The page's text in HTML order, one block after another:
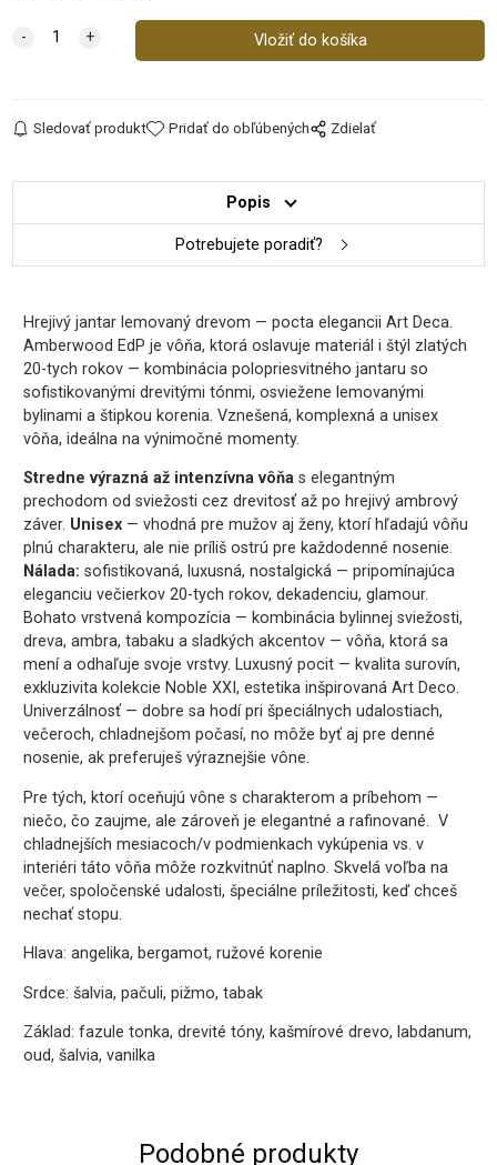
Sledovať produkt Pridať do obľúbených Zdielať
Popis
Potrebujete poradiť?
Hrejivý jantar lemovaný drevom — pocta elegancii Art Deca.
Amberwood EdP je vôňa, ktorá oslavuje materiál i štýl zlatých
20-tych rokov — kombinácia polopriesvitného jantaru so
sofistikovanými drevitými tónmi, osviežene lemovanými
bylinami a štipkou korenia. Vznešená, komplexná a unisex
vôňa, ideálna na výnimočné momenty.
Stredne výrazná až intenzívna vôňa s elegantným
prechodom od sviežosti cez drevitosť až po hrejivý ambrový
záver. Unisex — vhodná pre mužov aj ženy, ktorí hľadajú vôňu
plnú charakteru, ale nie príliš ostrú pre každodenné nosenie.
Nálada: sofistikovaná, luxusná, nostalgická — pripomínajúca
eleganciu večierkov 20-tych rokov, dekadenciu, glamour.
Bohato vrstvená kompozícia — kombinácia bylinnej sviežosti,
dreva, ambra, tabaku a sladkých akcentov — vôňa, ktorá sa
mení a odhaľuje svoje vrstvy. Luxusný pocit — kvalita surovín,
exkluzivita kolekcie Noble XXI, estetika inšpirovaná Art Deco.
Univerzálnosť — dobre sa hodí pri špeciálnych udalostiach,
večeroch, chladnejšom počasí, no môže byť aj pre denné
nosenie, ak preferuješ výraznejšie vône.
Pre tých, ktorí oceňujú vône s charakterom a príbehom —
niečo, čo zaujme, ale zároveň je elegantné a rafinované. V
chladnejších mesiacoch/v podmienkach vykúpenia vs. v
interiéri táto vôňa môže rozkvitnúť naplno. Skvelá voľba na
večer, spoločenské udalosti, špeciálne príležitosti, keď chceš
nechať stopu.
Hlava: angelika, bergamot, ružové korenie
Srdce: šalvia, pačuli, pižmo, tabak
Základ: fazule tonka, drevité tóny, kašmírové drevo, labdanum,
oud, šalvia, vanilka
Podobné produkty